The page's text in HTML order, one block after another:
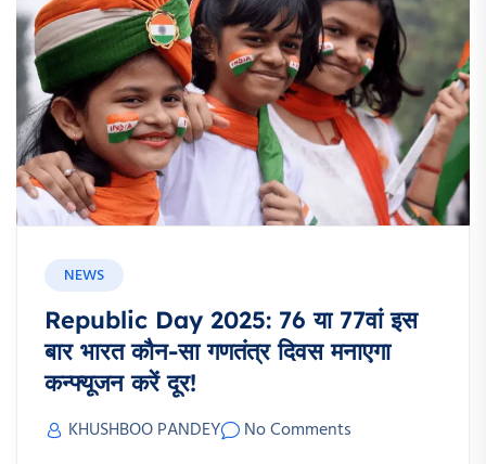
NEWS
Republic Day 2025: 76 या 77वां इस
बार भारत कौन-सा गणतंत्र दिवस मनाएगा
कन्फ्यूजन करें दूर!
KHUSHBOO PANDEY
No Comments